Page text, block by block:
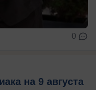
0
на 9 августа